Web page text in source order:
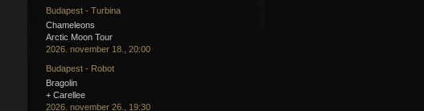
Budapest - Turbina
Chameleons
Arctic Moon Tour
2026. november 18., 20:00
Budapest - Robot
Bragolin
+ Carellee
2026. november 26., 19:30